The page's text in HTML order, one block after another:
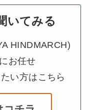
いてみる
HINDMARCH)
お任せ
い方はこちら